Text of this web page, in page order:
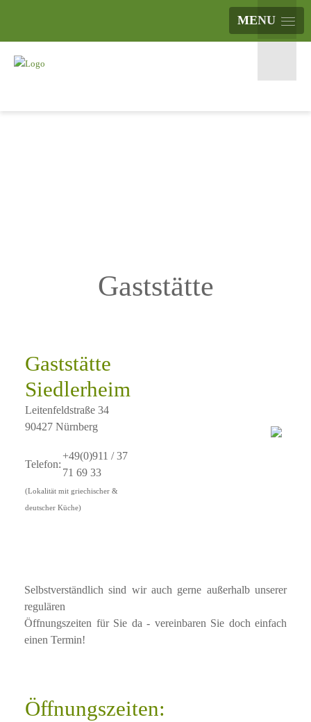
MENU
Gaststätte
Gaststätte
Siedlerheim
Leitenfeldstraße 34
90427 Nürnberg
Telefon:
+49(0)911 / 37
71 69 33
(Lokalität mit griechischer &
deutscher Küche)
Selbstverständlich sind wir auch gerne außerhalb unserer
regulären
Öffnungszeiten für Sie da - vereinbaren Sie doch einfach
einen Termin!
Öffnungszeiten: